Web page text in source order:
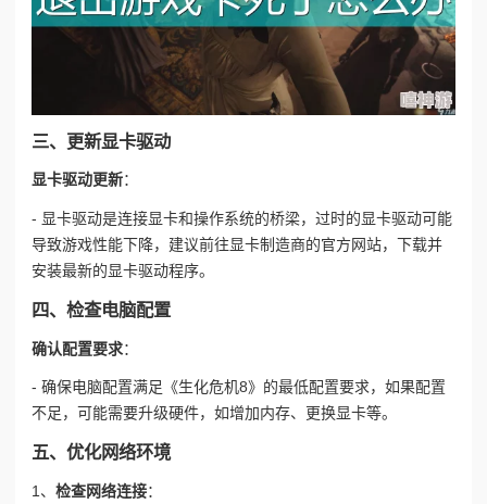
三、更新显卡驱动
显卡驱动更新：
- 显卡驱动是连接显卡和操作系统的桥梁，过时的显卡驱动可能
导致游戏性能下降，建议前往显卡制造商的官方网站，下载并
安装最新的显卡驱动程序。
四、检查电脑配置
确认配置要求：
- 确保电脑配置满足《生化危机8》的最低配置要求，如果配置
不足，可能需要升级硬件，如增加内存、更换显卡等。
五、优化网络环境
1、 检查网络连接：